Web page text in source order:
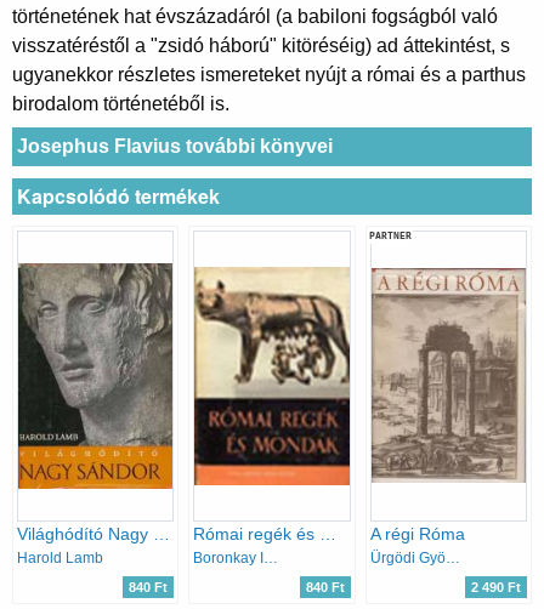
történetének hat évszázadáról (a babiloni fogságból való
visszatéréstől a "zsidó háború" kitöréséig) ad áttekintést, s
ugyanekkor részletes ismereteket nyújt a római és a parthus
birodalom történetéből is.
Josephus Flavius további könyvei
Kapcsolódó termékek
Harold Lamb
840 Ft 840 Ft
PARTNER
A régi Róma
Ürgödi György
2 490 Ft